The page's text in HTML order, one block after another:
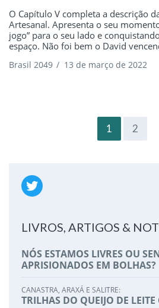
O Capítulo V completa a descrição
Artesanal. Apresenta o seu
jogo” para o seu lado e
espaço. Não foi bem o David
Brasil 2049 / 13 de março de 2022
1 2
LIVROS, ARTIGOS &
NÓS ESTAMOS LIVRES OU
APRISIONADOS EM BOLHAS?
CANASTRA, ARAXÁ E SALITRE:
TRILHAS DO QUEIJO DE LEITE